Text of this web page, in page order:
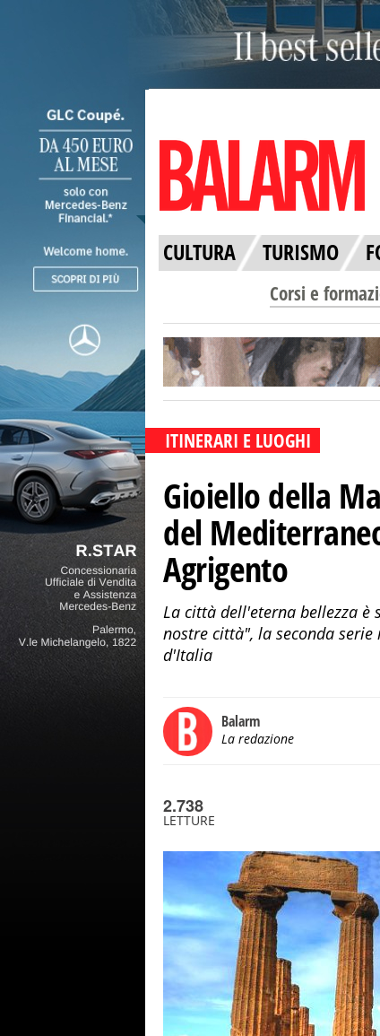
CULTURA TURISMO
Corsi e
ITINERARI E LUOGHI
Gioiello della
del
Agrigento
La città dell'eterna bellezza
nostre città", la seconda
d'Italia
Balarm
La redazione
2.738
LETTURE